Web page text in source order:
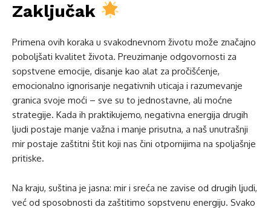
Zaključak
Primena ovih koraka u svakodnevnom životu može značajno
poboljšati kvalitet života. Preuzimanje odgovornosti za
sopstvene emocije, disanje kao alat za pročišćenje,
emocionalno ignorisanje negativnih uticaja i razumevanje
granica svoje moći – sve su to jednostavne, ali moćne
strategije. Kada ih praktikujemo, negativna energija drugih
ljudi postaje manje važna i manje prisutna, a naš unutrašnji
mir postaje zaštitni štit koji nas čini otpornijima na spoljašnje
pritiske.
Na kraju, suština je jasna: mir i sreća ne zavise od drugih ljudi,
već od sposobnosti da zaštitimo sopstvenu energiju. Svako